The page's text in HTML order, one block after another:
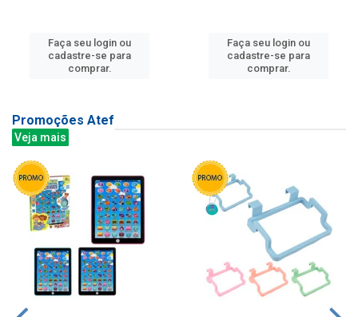
Faça seu login ou
cadastre-se para
comprar.
Faça seu login ou
cadastre-se para
comprar.
Promoções Atef
Veja mais